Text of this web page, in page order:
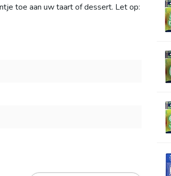
toe aan uw taart of dessert. Let op: